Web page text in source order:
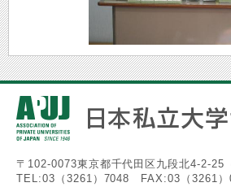
〒102-0073東京都千代田区九段北4-2-25
TEL:03（3261）7048 FAX:03（3261）